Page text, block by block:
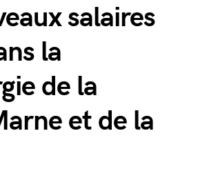
salaires
la
de la
et de la